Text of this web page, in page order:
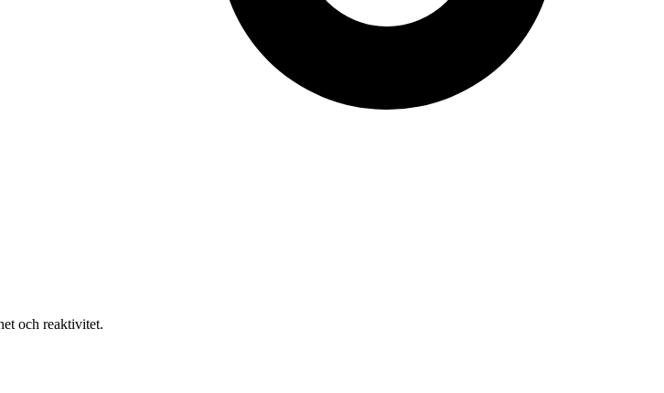
och reaktivitet.